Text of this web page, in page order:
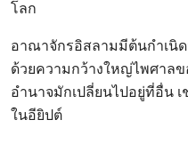
โลก
อาณาจักรอิสลามมีต้นกำเนิด
ด้วยความกว้างใหญ่ไพศาล
อำนาจมักเปลี่ยนไปอยู่ที่อื่น
ในอียิปต์